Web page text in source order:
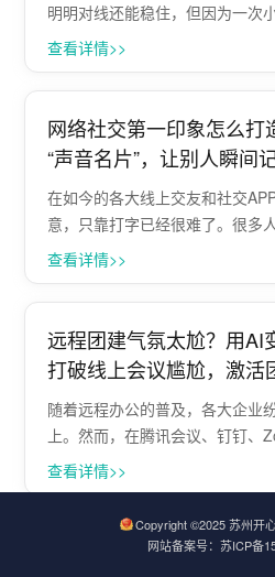
明明对线还能稳住，但因为一次
就崩了，开始无限点信号、打字
有容易被忽视的团队沟通氛围。
查看详情>>
网络社交第一印象怎么打
“声音名片”，让别人瞬间
在如今的各大线上交友和社交
意，只靠打字已经很难了。很多
通的语音交流也有个很现实的痛
样的人”。 其实，在线上社交里，
查看详情>>
远程团建气氛太尬？用AI
打破线上会议尴尬，激活
随着远程办公的普及，各大企业
上。然而，在腾讯会议、钉钉、
往面临一个极其尴尬的痛点：大
目时气氛死气沉沉，只有主持人
极低。 面对这种“线上社死”的冷···
查看详情>>
变声器使用卡顿怎么办？
Copyright ©2025 苏州开
网站备案号：苏ICP备